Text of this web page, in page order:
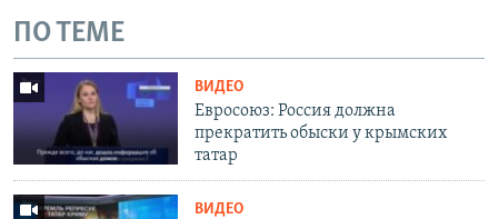
ПО ТЕМЕ
ВИДЕО
Евросоюз: Россия должна
прекратить обыски у крымских
татар
ВИДЕО